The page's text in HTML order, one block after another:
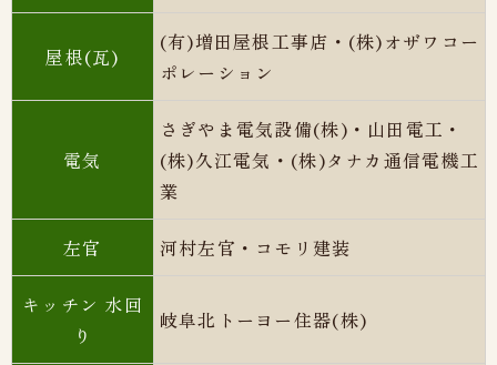
屋根(瓦)
(有)増田屋根工事店・(株)オザワコー
ポレーション
電気
さぎやま電気設備(株)・山田電工 ・
(株)久江電気・(株)タナカ通信電機工
業
左官 河村左官・コモリ建装
キッチン 水回
り
岐阜北トーヨー住器(株)